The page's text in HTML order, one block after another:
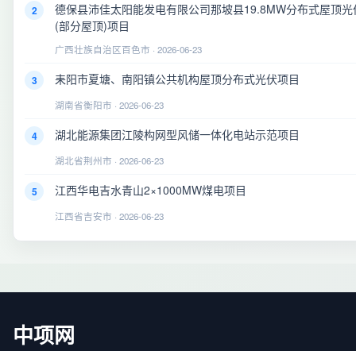
2
德保县沛佳太阳能发电有限公司那坡县19.8MW分布式屋顶光
(部分屋顶)项目
广西壮族自治区百色市 · 2026-06-23
3 耒阳市夏塘、南阳镇公共机构屋顶分布式光伏项目
湖南省衡阳市 · 2026-06-23
4 湖北能源集团江陵构网型风储一体化电站示范项目
湖北省荆州市 · 2026-06-23
5 江西华电吉水青山2×1000MW煤电项目
江西省吉安市 · 2026-06-23
中项网